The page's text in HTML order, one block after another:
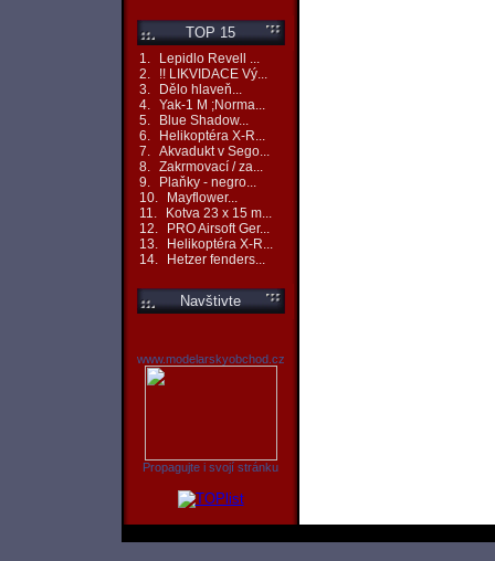
TOP 15
1.
Lepidlo Revell ...
2.
!! LIKVIDACE Vý...
3.
Dělo hlaveň...
4. Yak-1 M ;Norma...
5.
Blue Shadow...
6.
Helikoptéra X-R...
7. Akvadukt v Sego...
8. Zakrmovací / za...
9.
Plaňky - negro...
10.
Mayflower...
11.
Kotva 23 x 15 m...
12.
PRO Airsoft Ger...
13.
Helikoptéra X-R...
14.
Hetzer fenders...
Navštivte
www.modelarskyobchod.cz
Propagujte i svojí stránku